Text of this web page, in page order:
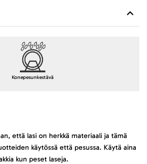
Konepesunkestävä
että lasi on herkkä materiaali ja tämä
käytössä että pesussa. Käytä aina
kun peset laseja.